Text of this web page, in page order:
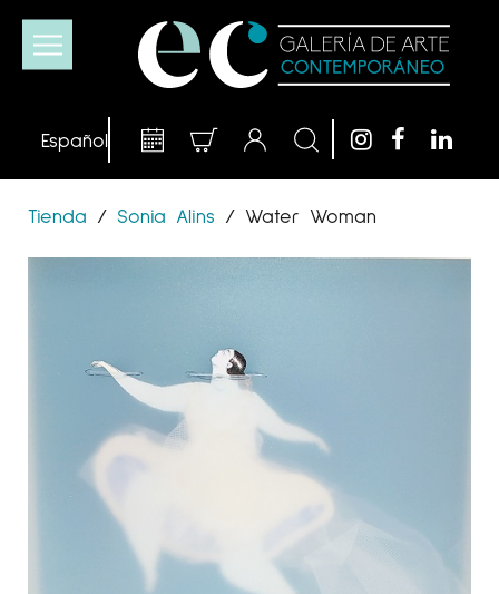
Tienda / Sonia Alins / Water Woman